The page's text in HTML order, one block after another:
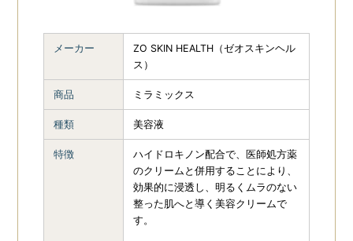
メーカー
ZO SKIN HEALTH（ゼオスキンヘル
ス）
商品 ミラミックス
種類 美容液
特徴
ハイドロキノン配合で、医師処方薬
のクリームと併用することにより、
効果的に浸透し、明るくムラのない
整った肌へと導く美容クリームで
す。